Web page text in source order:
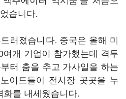
습니다.
러졌습니다. 중국은 올해 미
개 기업이 참가했는데 격투
터 춤을 추고 가사일을 하는
이드들이 전시장 곳곳을 누
화를 내세웠습니다.